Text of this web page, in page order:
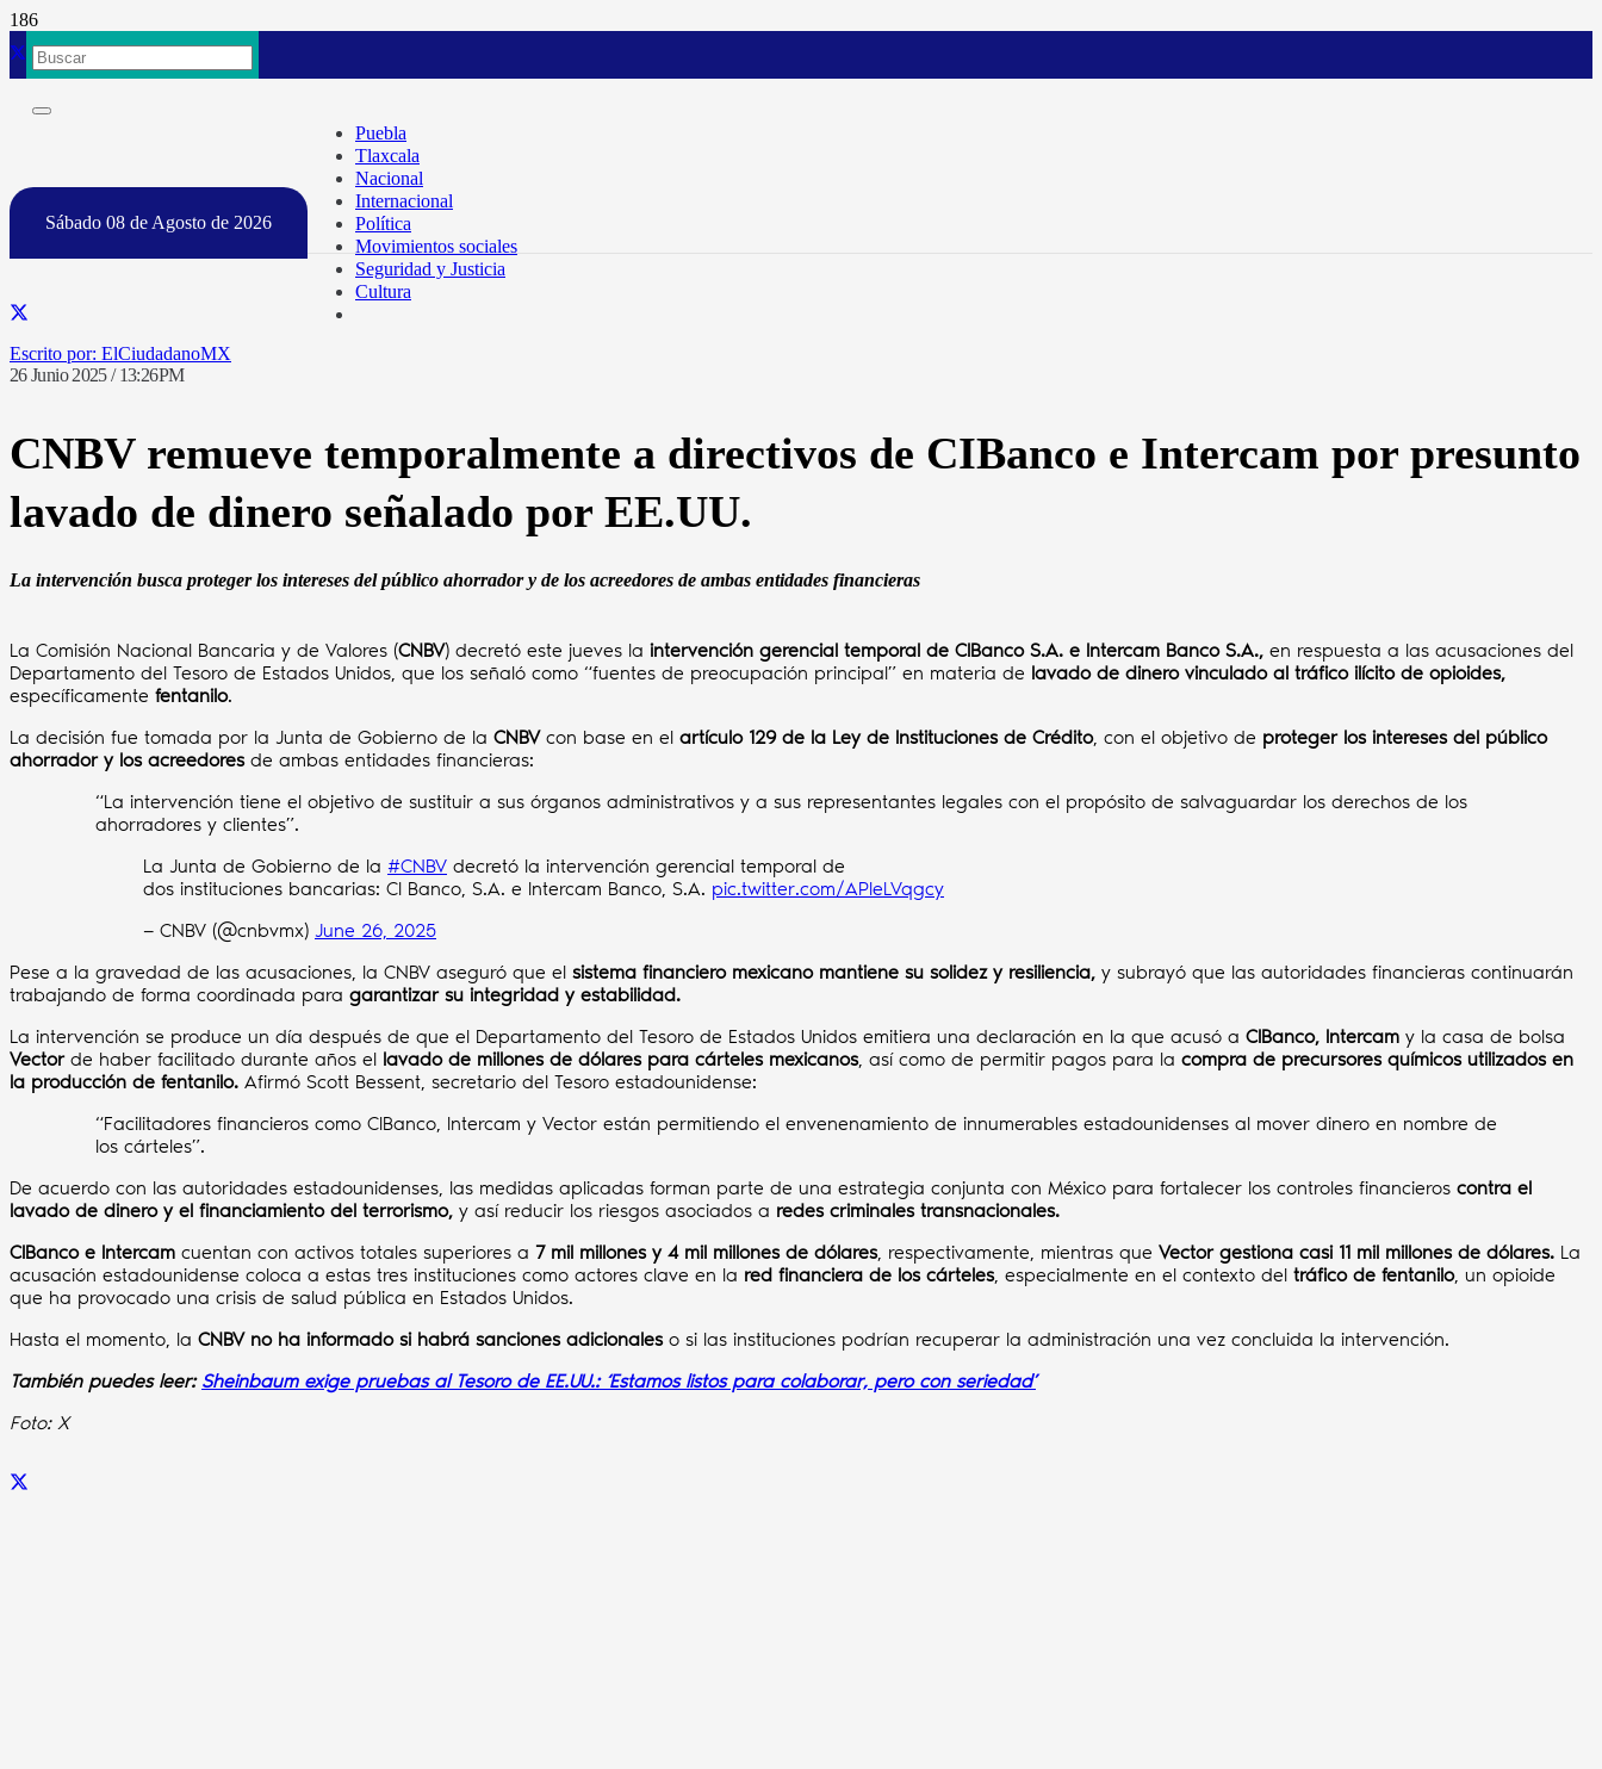
Sábado 08 de Agosto de 2026
Puebla
Tlaxcala
Nacional
Internacional
Política
Movimientos sociales
Seguridad y Justicia
Cultura
ElCiudadanoMX
26 Junio 2025 / 13:26PM
CNBV remueve temporalmente a directivos de CIBanco e Intercam por presunto
lavado de dinero señalado por EE.UU.
La intervención busca proteger los intereses del público ahorrador y de los acreedores de ambas entidades financieras
La Comisión Nacional Bancaria y de Valores (CNBV) decretó este jueves la intervención gerencial temporal de CIBanco S.A. e Intercam Banco S.A., en respuesta a las acusaciones del
Departamento del Tesoro de Estados Unidos, que los señaló como “fuentes de preocupación principal” en materia de lavado de dinero vinculado al tráfico ilícito de opioides,
específicamente fentanilo.
La decisión fue tomada por la Junta de Gobierno de la CNBV con base en el artículo 129 de la Ley de Instituciones de Crédito, con el objetivo de proteger los intereses del público
ahorrador y los acreedores de ambas entidades financieras:
“La intervención tiene el objetivo de sustituir a sus órganos administrativos y a sus representantes legales con el propósito de salvaguardar los derechos de los
ahorradores y clientes”.
La Junta de Gobierno de la #CNBV decretó la intervención gerencial temporal de
dos instituciones bancarias: CI Banco, S.A. e Intercam Banco, S.A. pic.twitter.com/APleLVqgcy
— CNBV (@cnbvmx) June 26, 2025
Pese a la gravedad de las acusaciones, la CNBV aseguró que el sistema financiero mexicano mantiene su solidez y resiliencia, y subrayó que las autoridades financieras continuarán
trabajando de forma coordinada para garantizar su integridad y estabilidad.
La intervención se produce un día después de que el Departamento del Tesoro de Estados Unidos emitiera una declaración en la que acusó a CIBanco, Intercam y la casa de bolsa
Vector de haber facilitado durante años el lavado de millones de dólares para cárteles mexicanos, así como de permitir pagos para la compra de precursores químicos utilizados en
la producción de fentanilo. Afirmó Scott Bessent, secretario del Tesoro estadounidense:
“Facilitadores financieros como CIBanco, Intercam y Vector están permitiendo el envenenamiento de innumerables estadounidenses al mover dinero en nombre de
los cárteles”.
De acuerdo con las autoridades estadounidenses, las medidas aplicadas forman parte de una estrategia conjunta con México para fortalecer los controles financieros contra el
lavado de dinero y el financiamiento del terrorismo, y así reducir los riesgos asociados a redes criminales transnacionales.
CIBanco e Intercam cuentan con activos totales superiores a 7 mil millones y 4 mil millones de dólares, respectivamente, mientras que Vector gestiona casi 11 mil millones de dólares. La
acusación estadounidense coloca a estas tres instituciones como actores clave en la red financiera de los cárteles, especialmente en el contexto del tráfico de fentanilo, un opioide
que ha provocado una crisis de salud pública en Estados Unidos.
Hasta el momento, la CNBV no ha informado si habrá sanciones adicionales o si las instituciones podrían recuperar la administración una vez concluida la intervención.
También puedes leer: Sheinbaum exige pruebas al Tesoro de EE.UU.: ‘Estamos listos para colaborar, pero con seriedad’
Foto: X